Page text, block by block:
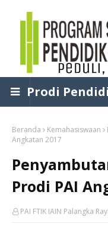
Prodi
Beranda Kemahasiswaan
Angkatan 2017
Prodi PAI
PAI FTIK IAIN Palangka